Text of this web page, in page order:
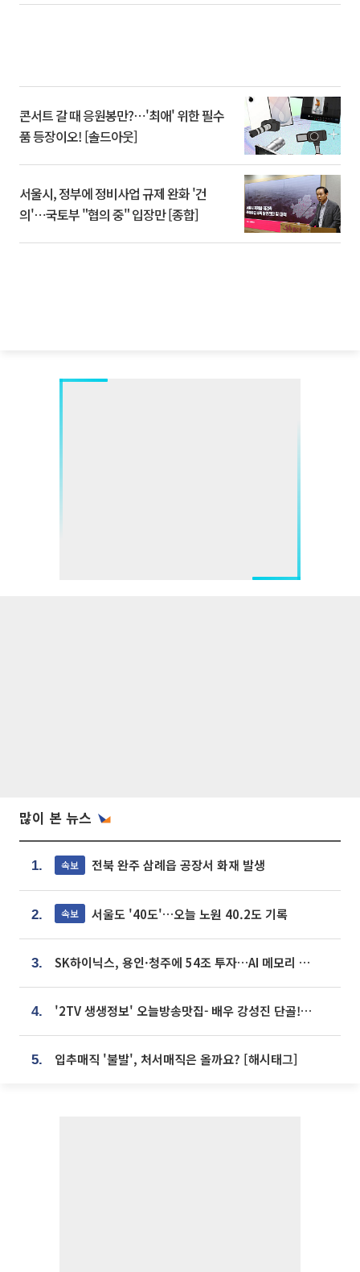
콘서트 갈 때 응원봉만?⋯'최애' 위한 필수
품 등장이오! [솔드아웃]
서울시, 정부에 정비사업 규제 완화 '건
의'⋯국토부 "협의 중" 입장만 [종합]
많이 본 뉴스
1. 속보 전북 완주 삼례읍 공장서 화재 발생
2. 속보 서울도 '40도'…오늘 노원 40.2도 기록
3. SK하이닉스, 용인·청주에 54조 투자…AI 메모리 생산기지 키운다
4. '2TV 생생정보' 오늘방송맛집- 배우 강성진 단골! 쌀국수ㆍ푸팟퐁 커리 맛집 '블○○○'
5. 입추매직 '불발', 처서매직은 올까요? [해시태그]